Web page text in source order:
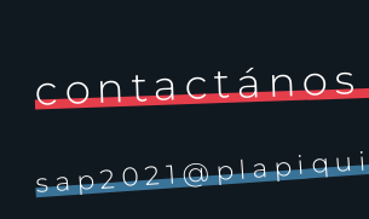
contactános